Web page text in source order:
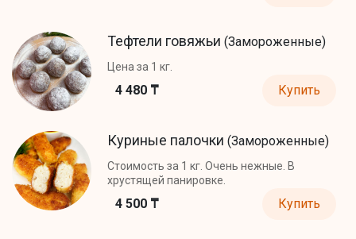
Тефтели говяжьи (Замороженные)
Цена за 1 кг.
4 480 ₸ Купить
Куриные палочки (Замороженные)
Стоимость за 1 кг. Очень нежные. В
хрустящей панировке.
4 500 ₸ Купить